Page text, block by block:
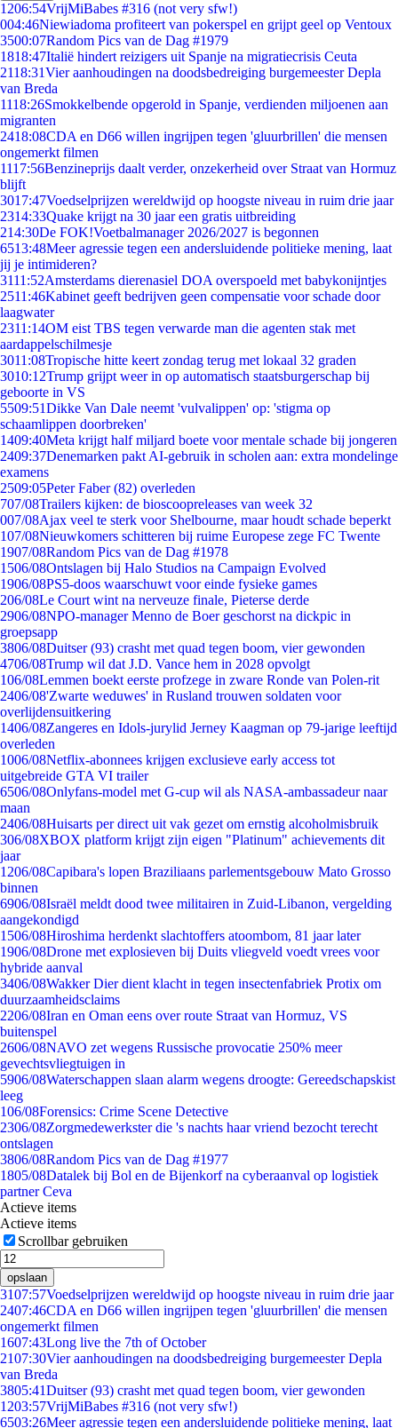
1206:54VrijMiBabes #316 (not very sfw!)
004:46Niewiadoma profiteert van pokerspel en grijpt geel op Ventoux
3500:07Random Pics van de Dag #1979
1818:47Italië hindert reizigers uit Spanje na migratiecrisis Ceuta
2118:31Vier aanhoudingen na doodsbedreiging burgemeester Depla
van Breda
1118:26Smokkelbende opgerold in Spanje, verdienden miljoenen aan
migranten
2418:08CDA en D66 willen ingrijpen tegen 'gluurbrillen' die mensen
ongemerkt filmen
1117:56Benzineprijs daalt verder, onzekerheid over Straat van Hormuz
blijft
3017:47Voedselprijzen wereldwijd op hoogste niveau in ruim drie jaar
2314:33Quake krijgt na 30 jaar een gratis uitbreiding
214:30De FOK!Voetbalmanager 2026/2027 is begonnen
6513:48Meer agressie tegen een andersluidende politieke mening, laat
jij je intimideren?
3111:52Amsterdams dierenasiel DOA overspoeld met babykonijntjes
2511:46Kabinet geeft bedrijven geen compensatie voor schade door
laagwater
2311:14OM eist TBS tegen verwarde man die agenten stak met
aardappelschilmesje
3011:08Tropische hitte keert zondag terug met lokaal 32 graden
3010:12Trump grijpt weer in op automatisch staatsburgerschap bij
geboorte in VS
5509:51Dikke Van Dale neemt 'vulvalippen' op: 'stigma op
schaamlippen doorbreken'
1409:40Meta krijgt half miljard boete voor mentale schade bij jongeren
2409:37Denemarken pakt AI-gebruik in scholen aan: extra mondelinge
examens
2509:05Peter Faber (82) overleden
707/08Trailers kijken: de bioscoopreleases van week 32
007/08Ajax veel te sterk voor Shelbourne, maar houdt schade beperkt
107/08Nieuwkomers schitteren bij ruime Europese zege FC Twente
1907/08Random Pics van de Dag #1978
1506/08Ontslagen bij Halo Studios na Campaign Evolved
1906/08PS5-doos waarschuwt voor einde fysieke games
206/08Le Court wint na nerveuze finale, Pieterse derde
2906/08NPO-manager Menno de Boer geschorst na dickpic in
groepsapp
3806/08Duitser (93) crasht met quad tegen boom, vier gewonden
4706/08Trump wil dat J.D. Vance hem in 2028 opvolgt
106/08Lemmen boekt eerste profzege in zware Ronde van Polen-rit
2406/08'Zwarte weduwes' in Rusland trouwen soldaten voor
overlijdensuitkering
1406/08Zangeres en Idols-jurylid Jerney Kaagman op 79-jarige leeftijd
overleden
1006/08Netflix-abonnees krijgen exclusieve early access tot
uitgebreide GTA VI trailer
6506/08Onlyfans-model met G-cup wil als NASA-ambassadeur naar
maan
2406/08Huisarts per direct uit vak gezet om ernstig alcoholmisbruik
306/08XBOX platform krijgt zijn eigen "Platinum" achievements dit
jaar
1206/08Capibara's lopen Braziliaans parlementsgebouw Mato Grosso
binnen
6906/08Israël meldt dood twee militairen in Zuid-Libanon, vergelding
aangekondigd
1506/08Hiroshima herdenkt slachtoffers atoombom, 81 jaar later
1906/08Drone met explosieven bij Duits vliegveld voedt vrees voor
hybride aanval
3406/08Wakker Dier dient klacht in tegen insectenfabriek Protix om
duurzaamheidsclaims
2206/08Iran en Oman eens over route Straat van Hormuz, VS
buitenspel
2606/08NAVO zet wegens Russische provocatie 250% meer
gevechtsvliegtuigen in
5906/08Waterschappen slaan alarm wegens droogte: Gereedschapskist
leeg
106/08Forensics: Crime Scene Detective
2306/08Zorgmedewerkster die 's nachts haar vriend bezocht terecht
ontslagen
3806/08Random Pics van de Dag #1977
1805/08Datalek bij Bol en de Bijenkorf na cyberaanval op logistiek
partner Ceva
Actieve items
Actieve items
Scrollbar gebruiken
opslaan
3107:57Voedselprijzen wereldwijd op hoogste niveau in ruim drie jaar
2407:46CDA en D66 willen ingrijpen tegen 'gluurbrillen' die mensen
ongemerkt filmen
1607:43Long live the 7th of October
2107:30Vier aanhoudingen na doodsbedreiging burgemeester Depla
van Breda
3805:41Duitser (93) crasht met quad tegen boom, vier gewonden
1203:57VrijMiBabes #316 (not very sfw!)
6503:26Meer agressie tegen een andersluidende politieke mening, laat